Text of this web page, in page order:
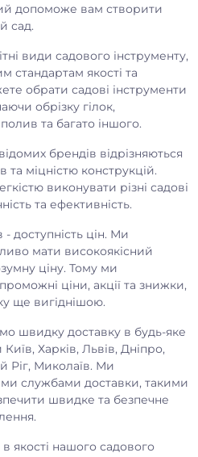
допоможе вам створити
сад.
види садового інструменту,
стандартам якості та
обрати садові інструменти
обрізку гілок,
та багато іншого.
брендів відрізняються
та міцністю конструкцій.
виконувати різні садові
та ефективність.
доступність цін. Ми
мати високоякісний
ціну. Тому ми
ціни, акції та знижки,
ще вигіднішою.
швидку доставку в будь-яке
Харків, Львів, Дніпро,
Ріг, Миколаїв. Ми
службами доставки, такими
швидке та безпечне
якості нашого садового